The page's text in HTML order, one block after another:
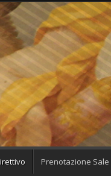
Prenotazione Sale